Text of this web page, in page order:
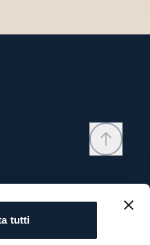
tutti